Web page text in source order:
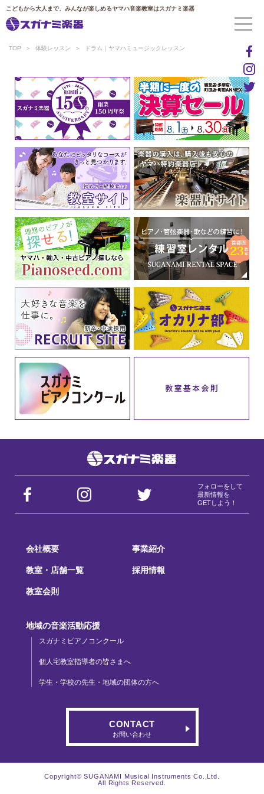
こどもから大人まで、みんなが楽しめるヤマハ音楽教室はスガナミ楽器
TOP 体験レッスン ドラム｜ヤマハミュージックレッスン
フォローをして
最新情報を
GETしよう！
会社概要 事業紹介
教室・店舗一覧 採用情報
教室会則
地域の音楽活動応援
スガナミピアノコンクール
個人宅教室指導者の皆さまへ
学生・学校の先生・地域の団体の方へ
CONTACT
お問い合わせ
Copyright© SUGANAMI Musical Instruments Co.,Ltd.
All Rights Reserved.